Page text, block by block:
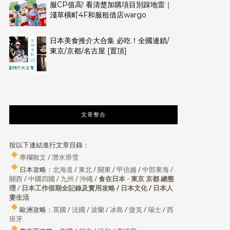
服CP值高! 看清楚加購項目別踩地雷｜
淺草橫町4F和服租借店wargo
日本美食推介大合集 必吃！全國連鎖/
東京/京都/名古屋 [置頂]
文章整合
按以下連結進行文章目錄：
專欄散文 /潛水滑雪
日本攻略：北海道 /東北/關東 /甲信越 /中部東海/
關西/中國四國 / 九州 /沖繩 /食在日本 - 東京 京都 總整
理/ 日本工作假期全記錄及實用攻略/ 日本文化/ 日本人
妻生活
歐洲攻略：英國 /法國 /波蘭/ 冰島 /捷克/瑞士/西
班牙